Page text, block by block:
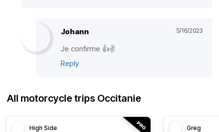
Johann 5/16/2023
Je confirme 👍✌️
Reply
All motorcycle trips Occitanie
High Side Greg